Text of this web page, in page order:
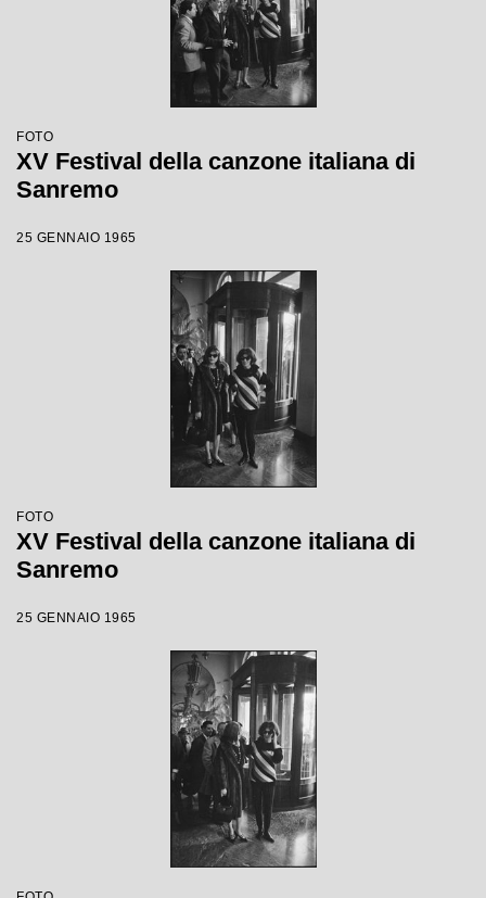
FOTO
XV Festival della canzone italiana di
Sanremo
25 GENNAIO 1965
FOTO
XV Festival della canzone italiana di
Sanremo
25 GENNAIO 1965